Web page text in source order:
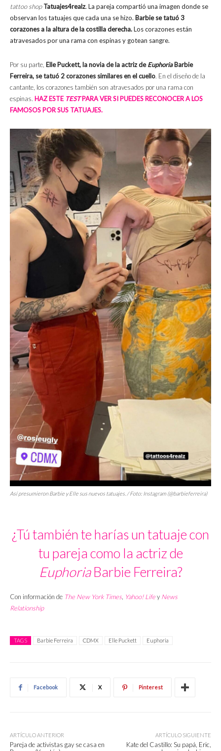
tattoo shop Tatuajes4realz. La pareja compartió una imagen donde se
observan los tatuajes que cada una se hizo. Barbie se tatuó 3
corazones a la altura de la costilla derecha.Los corazones están
atravesados por una rama con espinas y gotean sangre.
Por su parte, Elle Puckett, la novia de la actriz deEuphoriaBarbie
Ferreira, se tatuó 2 corazones similares en el cuello. En el diseño de la
cantante, los corazones también son atravesados por una rama con
espinas. HAZ ESTE TESTPARA VER SI PUEDES RECONOCER A LOS
FAMOSOS POR SUS TATUAJES.
Así presumieron Barbie y Elle sus nuevos tatuajes. / Foto: Instagram (@barbieferreira)
¿Tú también te harías un tatuaje con
tu pareja como la actriz de
EuphoriaBarbie Ferreira?
Con información de The New York Times, Yahoo! Lifey News
Relationship
TAGS Barbie Ferreira CDMX Elle Puckett Euphoria
Facebook X Pinterest
ARTÍCULO ANTERIOR
Pareja de activistas gay se casa en
ARTÍCULO SIGUIENTE
Kate del Castillo: Su papá, Eric,